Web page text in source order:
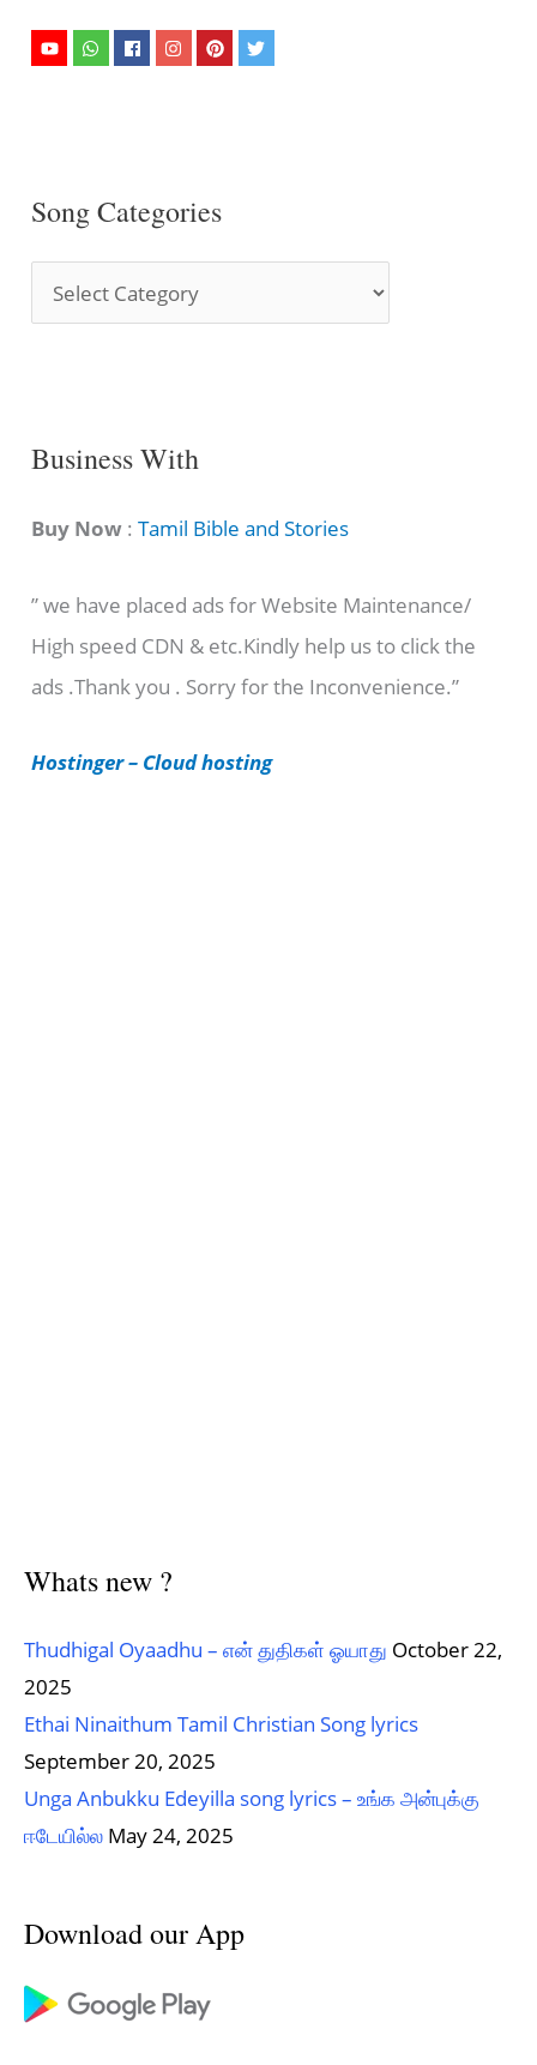
Song Categories
o
C
t
g
o
r
e
Business With
Buy Now :Tamil Bible and Stories
” we have placed ads for Website Maintenance/
High speed CDN & etc.Kindly help us to click the
ads .Thank you . Sorry for the Inconvenience.”
Hostinger – Cloud hosting
Whats new ?
Thudhigal Oyaadhu – என் துதிகள் ஓயாது October 22,
2025
Ethai Ninaithum Tamil Christian Song lyrics
September 20, 2025
Unga Anbukku Edeyilla song lyrics – உங்க அன்புக்கு
ஈடேயில்ல May 24, 2025
Download our App